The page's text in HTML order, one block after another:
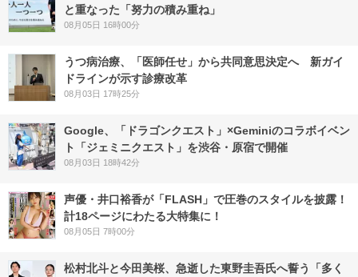
と重なった「努力の積み重ね」
08月05日 16時00分
うつ病治療、「医師任せ」から共同意思決定へ 新ガイ
ドラインが示す診療改革
08月03日 17時25分
Google、「ドラゴンクエスト」×Geminiのコラボイベン
ト「ジェミニクエスト」を渋谷・原宿で開催
08月03日 18時42分
声優・井口裕香が「FLASH」で圧巻のスタイルを披露！
計18ページにわたる大特集に！
08月05日 7時00分
松村北斗と今田美桜、急逝した東野圭吾氏へ誓う「多く